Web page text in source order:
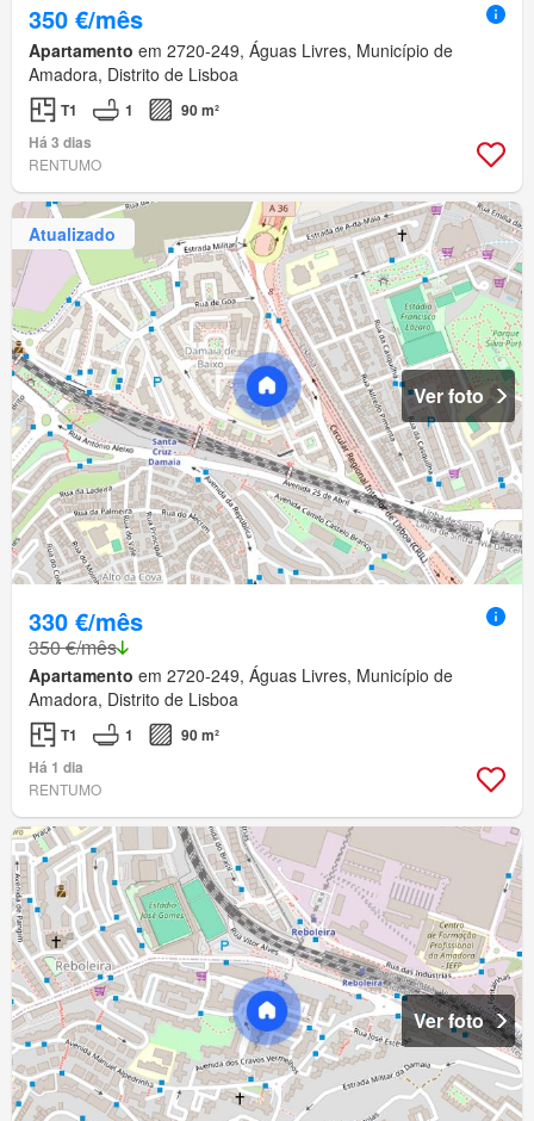
350 €/mês
Apartamento em 2720-249, Águas Livres, Município de
Amadora, Distrito de Lisboa
T1 1
90 m²
Há 3 dias
RENTUMO
Atualizado
Ver foto
330 €/mês
350 €/mês
Apartamento em 2720-249, Águas Livres, Município de
Amadora, Distrito de Lisboa
T1 1
90 m²
Há 1 dia
RENTUMO
Ver foto